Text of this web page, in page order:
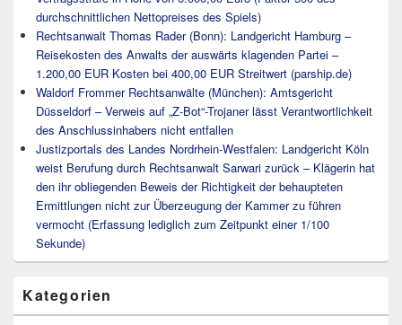
durchschnittlichen Nettopreises des Spiels)
Rechtsanwalt Thomas Rader (Bonn): Landgericht Hamburg –
Reisekosten des Anwalts der auswärts klagenden Partei –
1.200,00 EUR Kosten bei 400,00 EUR Streitwert (parship.de)
Waldorf Frommer Rechtsanwälte (München): Amtsgericht
Düsseldorf – Verweis auf „Z-Bot“-Trojaner lässt Verantwortlichkeit
des Anschlussinhabers nicht entfallen
Justizportals des Landes Nordrhein-Westfalen: Landgericht Köln
weist Berufung durch Rechtsanwalt Sarwari zurück – Klägerin hat
den ihr obliegenden Beweis der Richtigkeit der behaupteten
Ermittlungen nicht zur Überzeugung der Kammer zu führen
vermocht (Erfassung lediglich zum Zeitpunkt einer 1/100
Sekunde)
Kategorien